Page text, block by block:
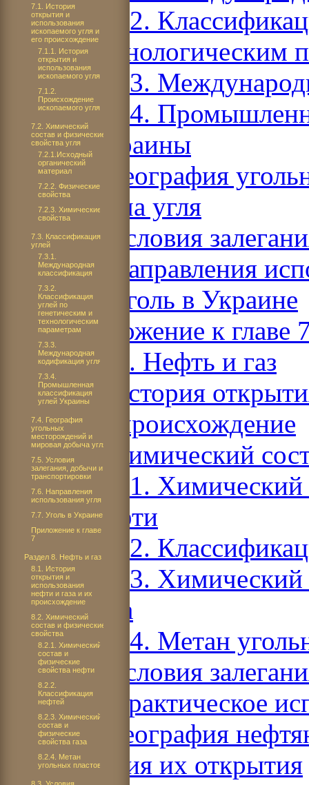
7.3.2.
технологическим
7.3.3.
7.3.4.
Украины
7.4. География
добыча угля
7.5. Условия
7.6. Направления
7.7. Уголь в Украине
Приложение к главе
Раздел 8. Нефть и газ
8.1. История
и их происхождение
8.2. Химический
8.2.1. Химический
нефти
8.2.2.
8.2.3.
газа
8.2.4. Метан
8.3. Условия
8.4. Практическое
8.5. География
история их открытия
7.1. История
открытия и
использования
ископаемого угля и
его происхождение
7.1.1. История
открытия и
использования
ископаемого угля
7.1.2.
Происхождение
ископаемого угля
7.2. Химический
состав и физические
свойства угля
7.2.1.Исходный
органический
материал
7.2.2. Физические
свойства
7.2.3. Химические
свойства
7.3. Классификация
углей
7.3.1.
Международная
классификация
7.3.2.
Классификация
углей по
генетическим и
технологическим
параметрам
7.3.3.
Международная
кодификация угля
7.3.4.
Промышленная
классификация
углей Украины
7.4. География
угольных
месторождений и
мировая добыча угля
7.5. Условия
залегания, добычи и
транспортировки
7.6. Направления
использования угля
7.7. Уголь в Украине
Приложение к главе
7
Раздел 8. Нефть и газ
8.1. История
открытия и
использования
нефти и газа и их
происхождение
8.2. Химический
состав и физические
свойства
8.2.1. Химический
состав и
физические
свойства нефти
8.2.2.
Классификация
нефтей
8.2.3. Химический
состав и
физические
свойства газа
8.2.4. Метан
угольных пластов